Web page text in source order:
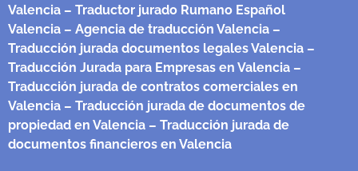
Valencia – Traductor jurado Rumano Español
Valencia – Agencia de traducción Valencia –
Traducción jurada documentos legales Valencia –
Traducción Jurada para Empresas en Valencia –
Traducción jurada de contratos comerciales en
Valencia – Traducción jurada de documentos de
propiedad en Valencia – Traducción jurada de
documentos financieros en Valencia